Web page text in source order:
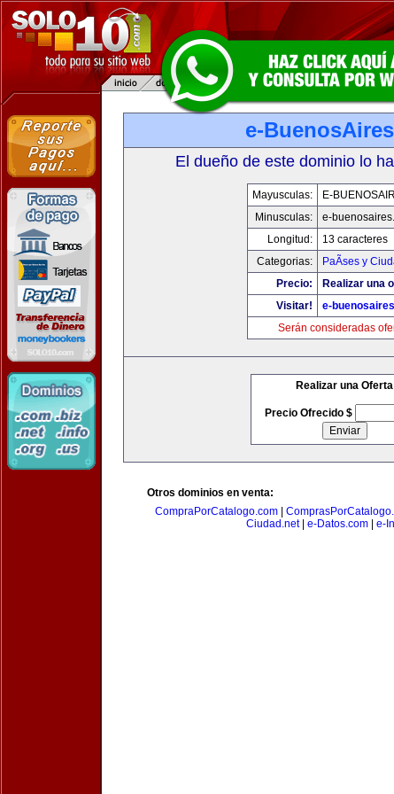
e-
El dueño de este dominio lo
Mayusculas:
E-
Minusculas:
e-
Longitud:
13 caracteres
Categorias:
PaÃ­ses y
Precio:
Realizar una
Visitar!
e-
Serán consideradas
Realizar una Oferta
Precio Ofrecido $
Otros dominios en venta:
CompraPorCatalogo.com|
Ciudad.net| e-Datos.com| e-